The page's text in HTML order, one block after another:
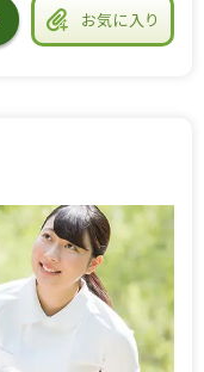
お気に入り